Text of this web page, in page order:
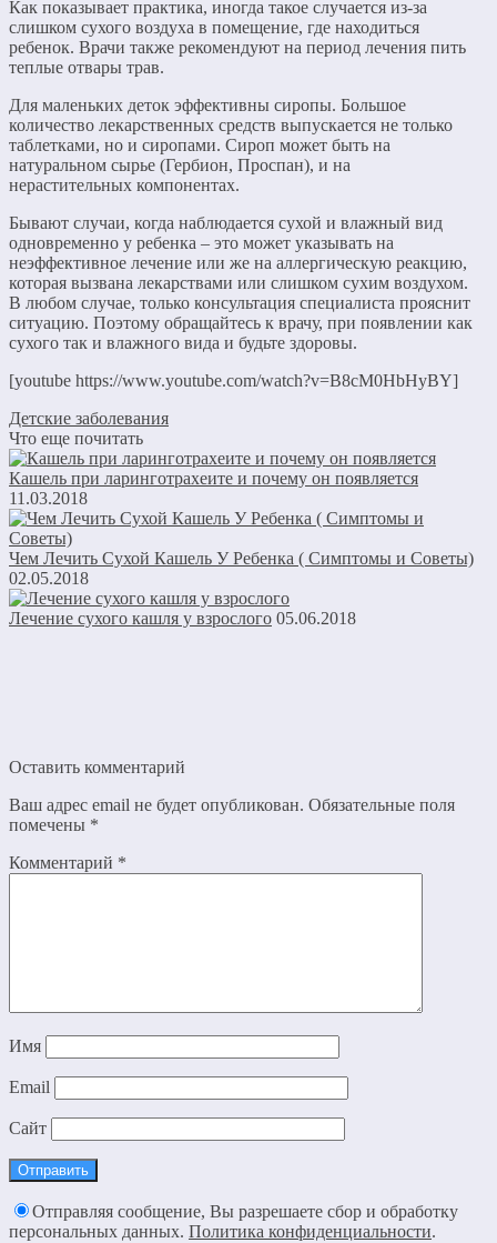
Как показывает практика, иногда такое случается из-за
слишком сухого воздуха в помещение, где находиться
ребенок. Врачи также рекомендуют на период лечения пить
теплые отвары трав.
Для маленьких деток эффективны сиропы. Большое
количество лекарственных средств выпускается не только
таблетками, но и сиропами. Сироп может быть на
натуральном сырье (Гербион, Проспан), и на
нерастительных компонентах.
Бывают случаи, когда наблюдается сухой и влажный вид
одновременно у ребенка – это может указывать на
неэффективное лечение или же на аллергическую реакцию,
которая вызвана лекарствами или слишком сухим воздухом.
В любом случае, только консультация специалиста прояснит
ситуацию. Поэтому обращайтесь к врачу, при появлении как
сухого так и влажного вида и будьте здоровы.
[youtube https://www.youtube.com/watch?v=B8cM0HbHyBY]
Детские заболевания
Что еще почитать
Кашель при ларинготрахеите и почему он появляется
11.03.2018
Чем Лечить Сухой Кашель У Ребенка ( Симптомы и Советы)
02.05.2018
Лечение сухого кашля у взрослого 05.06.2018
Оставить комментарий
Ваш адрес email не будет опубликован. Обязательные поля
помечены *
Комментарий *
Имя
Email
Сайт
Отправляя сообщение, Вы разрешаете сбор и обработку
персональных данных. Политика конфиденциальности.